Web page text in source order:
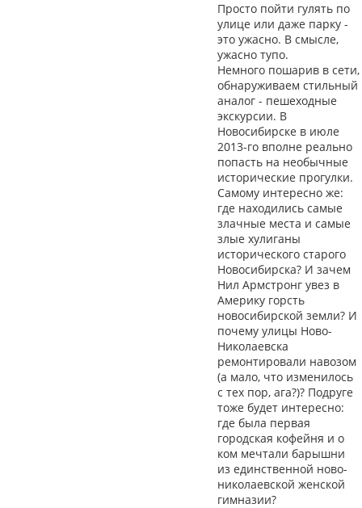
Просто пойти гулять по
улице или даже парку -
это ужасно. В смысле,
ужасно тупо.
Немного пошарив в сети,
обнаруживаем стильный
аналог - пешеходные
экскурсии. В
Новосибирске в июле
2013-го вполне реально
попасть на необычные
исторические прогулки.
Самому интересно же:
где находились самые
злачные места и самые
злые хулиганы
исторического старого
Новосибирска? И зачем
Нил Армстронг увез в
Америку горсть
новосибирской земли? И
почему улицы Ново-
Николаевска
ремонтировали навозом
(а мало, что изменилось
с тех пор, ага?)? Подруге
тоже будет интересно:
где была первая
городская кофейня и о
ком мечтали барышни
из единственной ново-
николаевской женской
гимназии?